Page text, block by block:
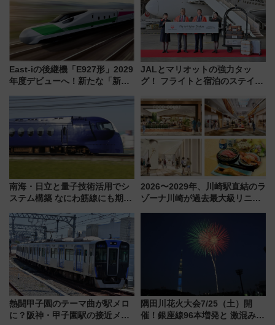
East-iの後継機「E927形」2029
年度デビューへ！新たな「新幹
説【JR東日本】
JALとマリオットの強力タッ
グ！ フライトと宿泊のステイタ
上級会員資格を効率よく獲得す
る方法を解説
南海・日立と量子技術活用でシ
ステム構築 なにわ筋線にも期待
2026〜2029年、川崎駅直結のラ
ゾーナ川崎が過去最大級リニュ
「いつから何が変わるか」徹底
熱闘甲子園のテーマ曲が駅メロ
に？阪神・甲子園駅の接近メロ
隅田川花火大会7/25（土）開
催！銀座線96本増発と 激混みの